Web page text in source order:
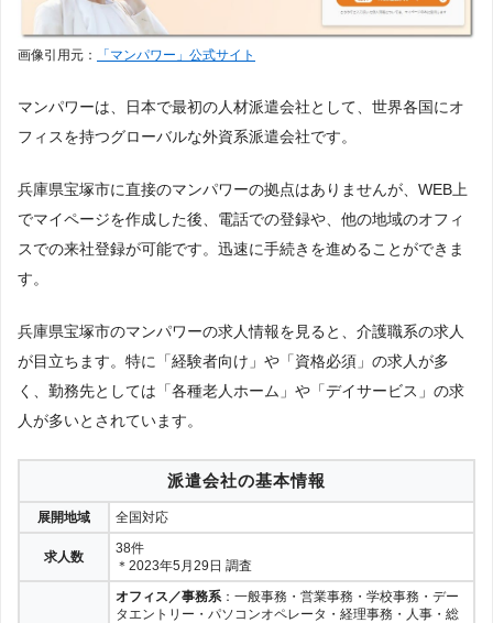
画像引用元： 「マンパワー」公式サイト
マンパワーは、日本で最初の人材派遣会社として、世界各国にオ
フィスを持つグローバルな外資系派遣会社です。
兵庫県宝塚市に直接のマンパワーの拠点はありませんが、WEB上
でマイページを作成した後、電話での登録や、他の地域のオフィ
スでの来社登録が可能です。迅速に手続きを進めることができま
す。
兵庫県宝塚市のマンパワーの求人情報を見ると、介護職系の求人
が目立ちます。特に「経験者向け」や「資格必須」の求人が多
く、勤務先としては「各種老人ホーム」や「デイサービス」の求
人が多いとされています。
派遣会社の基本情報
展開地域 全国対応
求人数
38件
＊2023年5月29日 調査
オフィス／事務系 ：一般事務・営業事務・学校事務・デー
タエントリー・パソコンオペレータ・経理事務・人事・総